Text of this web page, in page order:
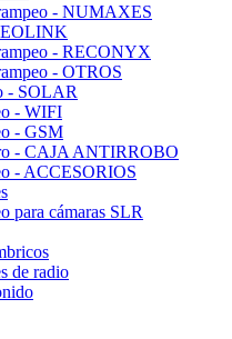
- NUMAXES
- RECONYX
- OTROS
- SOLAR
- WIFI
- GSM
- CAJA ANTIRROBO
- ACCESORIOS
para cámaras SLR
de radio